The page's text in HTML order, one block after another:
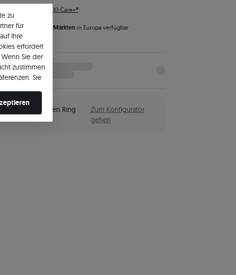
SAVICKI Care+®
ist auf vielen Märkten in Europa verfügbar
du deinen eigenen Ring
Zum Konfigurator
gehen
zu
für
Ihre
erfordert
Sie der
zustimmen
Sie